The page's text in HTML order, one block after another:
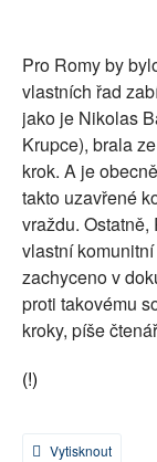
PLNÁ VERZE
Pro Romy by
vlastních řad
jako je Nikolas
Krupce), brala
krok. A je
takto uzavřené
vraždu.
vlastní
zachyceno v
proti takovému
kroky, píše
(!)
Vytisknout